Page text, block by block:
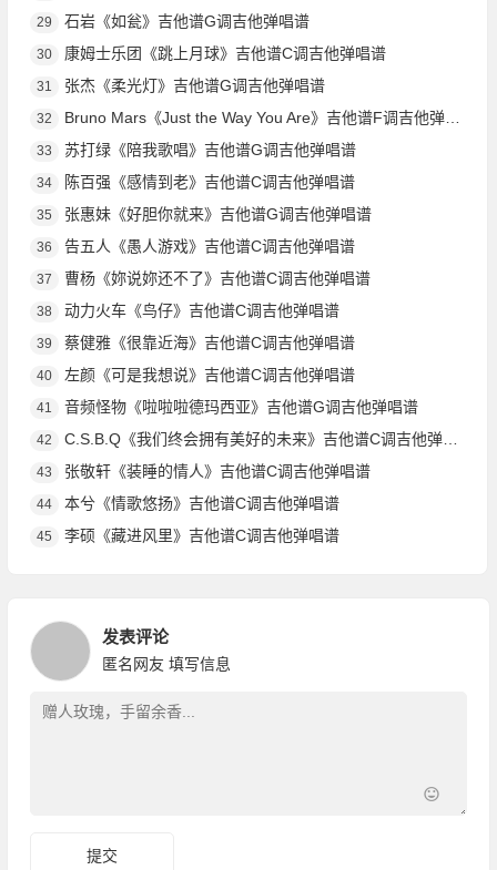
29 石岩《如瓮》吉他谱G调吉他弹唱谱
30 康姆士乐团《跳上月球》吉他谱C调吉他弹唱谱
31 张杰《柔光灯》吉他谱G调吉他弹唱谱
32 Bruno Mars《Just the Way You Are》吉他谱F调吉他弹唱谱
33 苏打绿《陪我歌唱》吉他谱G调吉他弹唱谱
34 陈百强《感情到老》吉他谱C调吉他弹唱谱
35 张惠妹《好胆你就来》吉他谱G调吉他弹唱谱
36 告五人《愚人游戏》吉他谱C调吉他弹唱谱
37 曹杨《妳说妳还不了》吉他谱C调吉他弹唱谱
38 动力火车《鸟仔》吉他谱C调吉他弹唱谱
39 蔡健雅《很靠近海》吉他谱C调吉他弹唱谱
40 左颜《可是我想说》吉他谱C调吉他弹唱谱
41 音频怪物《啦啦啦德玛西亚》吉他谱G调吉他弹唱谱
42 C.S.B.Q《我们终会拥有美好的未来》吉他谱C调吉他弹唱谱
43 张敬轩《装睡的情人》吉他谱C调吉他弹唱谱
44 本兮《情歌悠扬》吉他谱C调吉他弹唱谱
45 李硕《藏进风里》吉他谱C调吉他弹唱谱
发表评论
匿名网友 填写信息